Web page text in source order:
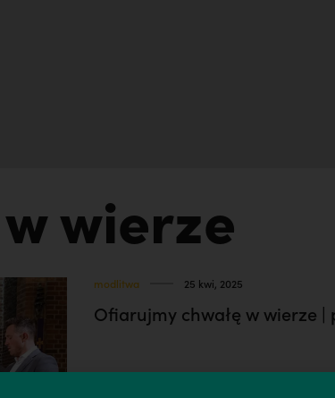
wierze
modlitwa 25 kwi, 2025
Ofiarujmy chwałę w wierze |